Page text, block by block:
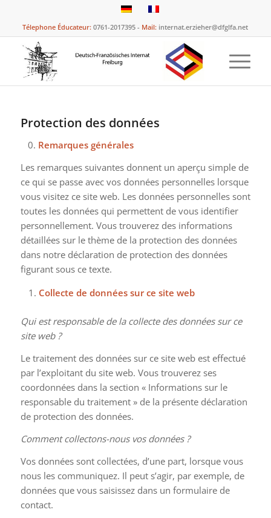
Télephone Éducateur: 0761-2017395 - Mail: internat.erzieher@dfglfa.net
Protection des données
0. Remarques générales
Les remarques suivantes donnent un aperçu simple de
ce qui se passe avec vos données personnelles lorsque
vous visitez ce site web. Les données personnelles sont
toutes les données qui permettent de vous identifier
personnellement. Vous trouverez des informations
détaillées sur le thème de la protection des données
dans notre déclaration de protection des données
figurant sous ce texte.
Collecte de données sur ce site web
Qui est responsable de la collecte des données sur ce
site web ?
Le traitement des données sur ce site web est effectué
par l’exploitant du site web. Vous trouverez ses
coordonnées dans la section « Informations sur le
responsable du traitement » de la présente déclaration
de protection des données.
Comment collectons-nous vos données ?
Vos données sont collectées, d’une part, lorsque vous
nous les communiquez. Il peut s’agir, par exemple, de
données que vous saisissez dans un formulaire de
contact.